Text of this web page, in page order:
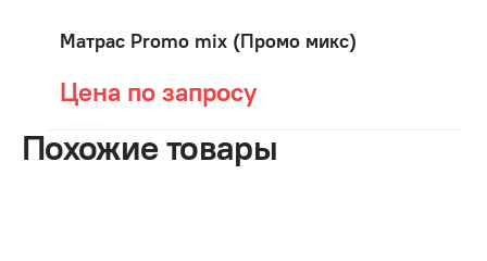
Матрас Promo mix (Промо микс)
Цена по запросу
Похожие товары